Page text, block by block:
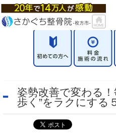
姿勢改善で変わる！
歩く”をラクにする